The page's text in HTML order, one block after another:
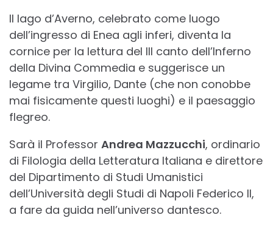
Il lago d’Averno, celebrato come luogo
dell’ingresso di Enea agli inferi, diventa la
cornice per la lettura del III canto dell’Inferno
della Divina Commedia e suggerisce un
legame tra Virgilio, Dante (che non conobbe
mai fisicamente questi luoghi) e il paesaggio
flegreo.
Sarà il Professor Andrea Mazzucchi, ordinario
di Filologia della Letteratura Italiana e direttore
del Dipartimento di Studi Umanistici
dell’Università degli Studi di Napoli Federico II,
a fare da guida nell’universo dantesco.